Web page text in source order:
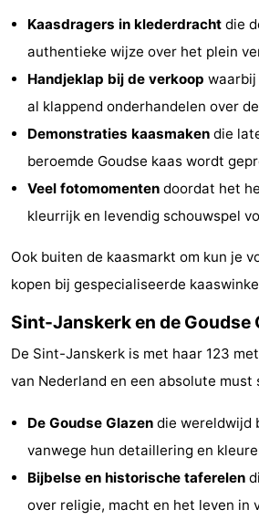
Forum
Route
Parken
Reisebuchshop
Medizin
Nordholland
-
Natur
-
Zee
Alkmaar
-
Kaasdragers in klederdracht die
authentieke wijze over het plein
Handjeklap bij de verkoop waarbij
al klappend onderhandelen over
Demonstraties kaasmaken die
beroemde Goudse kaas wordt
Veel fotomomenten doordat het
kleurrijk en levendig schouwspel
Ook buiten de kaasmarkt om kun je
kopen bij gespecialiseerde
Sint-Janskerk en de Goudse
De Sint-Janskerk is met haar 123
van Nederland en een absolute must
De Goudse Glazen die wereldwijd
vanwege hun detaillering en
Bijbelse en historische taferelen
over religie, macht en het leven in